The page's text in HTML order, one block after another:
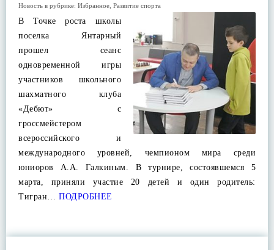
Новость в рубрике: Избранное Развитие спорта
В Точке роста школы
поселка Янтарный
прошел сеанс
одновременной игры
участников школьного
шахматного клуба
«Дебют» с
гроссмейстером
всероссийского и
международного уровней, чемпионом мира среди
юниоров А.А. Галкиным. В турнире, состоявшемся 5
марта, приняли участие 20 детей и один родитель:
Тигран… ПОДРОБНЕЕ